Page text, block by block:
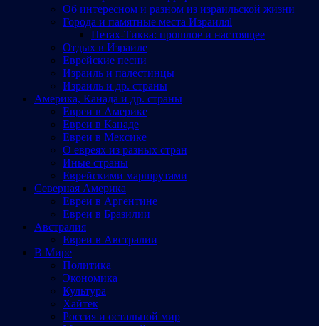
Об интересном и разном из израильской жизни
Города и памятные места Израиляl
Петах-Тиква: прошлое и настоящее
Отдых в Израиле
Еврейские песни
Израиль и палестинцы
Израиль и др. страны
Америка, Канада и др. страны
Евреи в Америке
Евреи в Канаде
Евреи в Мексике
О евреях из разных стран
Иные страны
Еврейскими маршрутами
Северная Америка
Евреи в Аргентине
Евреи в Бразилии
Австралия
Евреи в Австралии
В Мире
Политика
Экономика
Культура
Хайтек
Россия и остальной мир